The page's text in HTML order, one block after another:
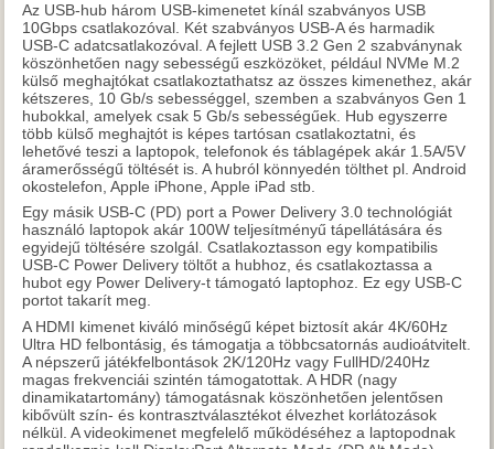
Az USB-hub három USB-kimenetet kínál szabványos USB
10Gbps csatlakozóval. Két szabványos USB-A és harmadik
USB-C adatcsatlakozóval. A fejlett USB 3.2 Gen 2 szabványnak
köszönhetően nagy sebességű eszközöket, például NVMe M.2
külső meghajtókat csatlakoztathatsz az összes kimenethez, akár
kétszeres, 10 Gb/s sebességgel, szemben a szabványos Gen 1
hubokkal, amelyek csak 5 Gb/s sebességűek. Hub egyszerre
több külső meghajtót is képes tartósan csatlakoztatni, és
lehetővé teszi a laptopok, telefonok és táblagépek akár 1.5A/5V
áramerősségű töltését is. A hubról könnyedén tölthet pl. Android
okostelefon, Apple iPhone, Apple iPad stb.
Egy másik USB-C (PD) port a Power Delivery 3.0 technológiát
használó laptopok akár 100W teljesítményű tápellátására és
egyidejű töltésére szolgál. Csatlakoztasson egy kompatibilis
USB-C Power Delivery töltőt a hubhoz, és csatlakoztassa a
hubot egy Power Delivery-t támogató laptophoz. Ez egy USB-C
portot takarít meg.
A HDMI kimenet kiváló minőségű képet biztosít akár 4K/60Hz
Ultra HD felbontásig, és támogatja a többcsatornás audioátvitelt.
A népszerű játékfelbontások 2K/120Hz vagy FullHD/240Hz
magas frekvenciái szintén támogatottak. A HDR (nagy
dinamikatartomány) támogatásnak köszönhetően jelentősen
kibővült szín- és kontrasztválasztékot élvezhet korlátozások
nélkül. A videokimenet megfelelő működéséhez a laptopodnak